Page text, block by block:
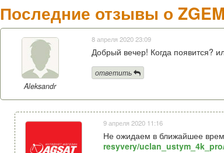
Последние отзывы о
Aleksandr
8 апреля 2020 23:09
Добрый вечер! Когда появится?
ответить
9 апреля 2020 11:16
Не ожидаем в ближайшее
resyvery/